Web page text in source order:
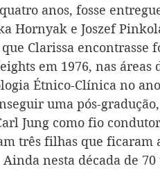
anos, fosse
Hornyak e Joszef
Clarissa encontrasse
em 1976, nas áreas
Étnico-Clínica no
uma pós-
Jung como fio
três filhas que ficaram
nesta década de